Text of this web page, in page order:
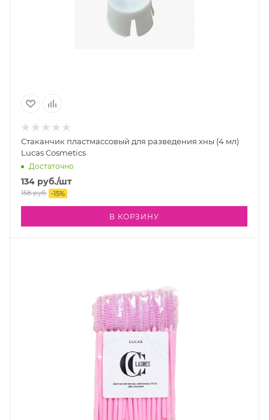
Стаканчик пластмассовый для разведения хны (4 мл)
Lucas Cosmetics
Достаточно
134 руб./шт
158руб. -15%
В КОРЗИНУ